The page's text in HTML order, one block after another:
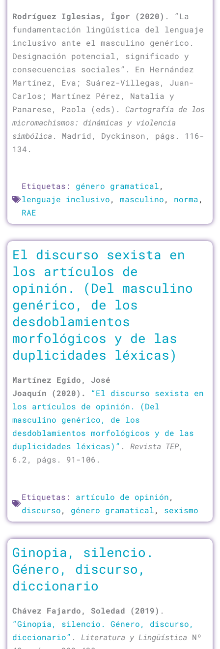
Rodríguez Iglesias, Ígor (2020) .
“La
fundamentación lingüística del lenguaje
inclusivo ante el masculino genérico.
Designación potencial, significado y
consecuencias sociales”. En Hernández
Martínez, Eva; Suárez-Villegas, Juan-
Carlos; Martínez Pérez, Natalia y
Panarese, Paola (eds). Cartografía de los
micromachismos: dinámicas y violencia
simbólica . Madrid, Dyckinson, págs. 116-
134.
Etiquetas: género gramatical,
lenguaje inclusivo, masculino, norma,
RAE
El discurso sexista en
los artículos de
opinión. (Del masculino
genérico, de los
desdoblamientos
morfológicos y de las
duplicidades léxicas)
Martínez Egido, José
Joaquín (2020). “El discurso sexista en
los artículos de opinión. (Del
masculino genérico, de los
desdoblamientos morfológicos y de las
duplicidades léxicas)” . Revista TEP,
6.2, págs. 91-106.
Etiquetas: artículo de opinión,
discurso, género gramatical, sexismo
Ginopia, silencio.
Género, discurso,
diccionario
Chávez Fajardo, Soledad (2019) .
“Ginopia, silencio. Género, discurso,
diccionario” . Literatura y Lingüística Nº